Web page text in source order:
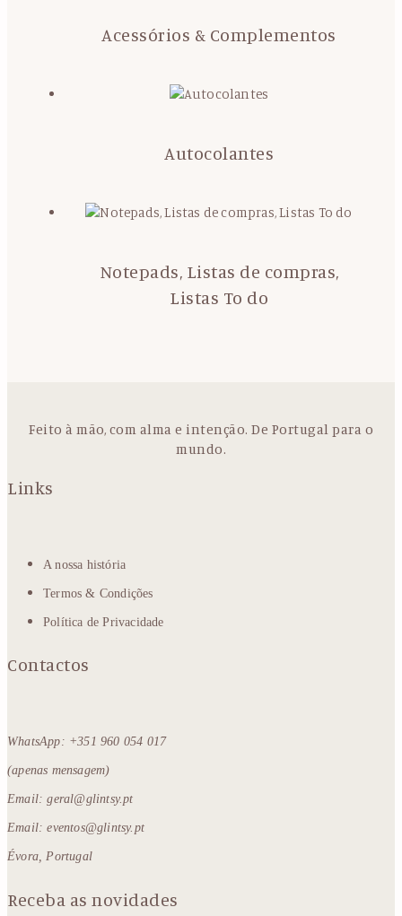
Acessórios & Complementos
Autocolantes
Notepads, Listas de compras,
Listas To do
Feito à mão, com alma e intenção. De Portugal para o
mundo.
Links
A nossa história
Termos & Condições
Política de Privacidade
Contactos
WhatsApp: +351 960 054 017
(apenas mensagem)
Email: geral@glintsy.pt
Email: eventos@glintsy.pt
Évora, Portugal
Receba as novidades